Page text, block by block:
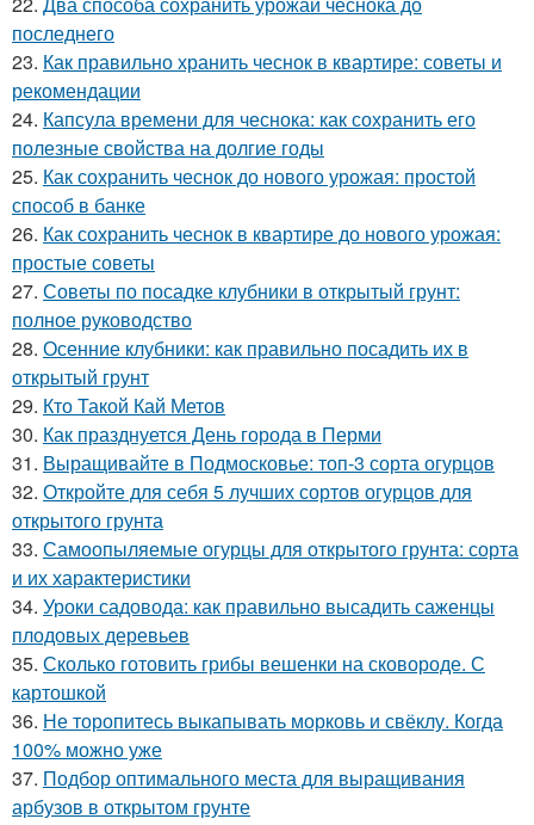
последнего
23. Как правильно хранить чеснок в квартире: советы и
рекомендации
24. Капсула времени для чеснока: как сохранить его
полезные свойства на долгие годы
25. Как сохранить чеснок до нового урожая: простой
способ в банке
26. Как сохранить чеснок в квартире до нового урожая:
простые советы
27. Советы по посадке клубники в открытый грунт:
полное руководство
28. Осенние клубники: как правильно посадить их в
открытый грунт
29. Кто Такой Кай Метов
30. Как празднуется День города в Перми
31. Выращивайте в Подмосковье: топ-3 сорта огурцов
32. Откройте для себя 5 лучших сортов огурцов для
открытого грунта
33. Самоопыляемые огурцы для открытого грунта: сорта
и их характеристики
34. Уроки садовода: как правильно высадить саженцы
плодовых деревьев
35. Сколько готовить грибы вешенки на сковороде. С
картошкой
36. Не торопитесь выкапывать морковь и свёклу. Когда
100% можно уже
37. Подбор оптимального места для выращивания
арбузов в открытом грунте